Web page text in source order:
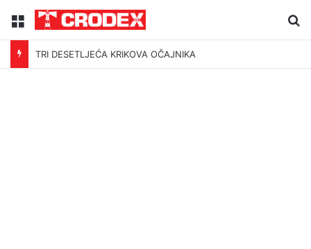
Menu
TRI DESETLJEĆA KRIKOVA OČAJNIKA